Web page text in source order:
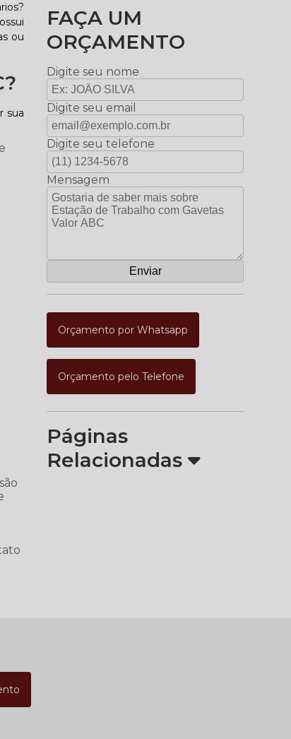
ou
sua
FAÇA UM
ORÇAMENTO
Digite seu nome
Digite seu email
Digite seu telefone
Mensagem
Orçamento por Whatsapp
Orçamento pelo Telefone
Páginas
Relacionadas